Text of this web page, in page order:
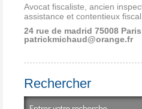
Avocat fiscaliste, ancien
assistance et contentieux fiscal.
24 rue de madrid 75008 Paris
patrickmichaud@orange.fr
Rechercher